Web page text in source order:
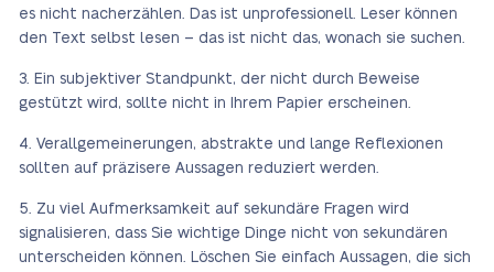
es nicht nacherzählen. Das ist unprofessionell. Leser können
den Text selbst lesen – das ist nicht das, wonach sie suchen.
Ein subjektiver Standpunkt, der nicht durch Beweise
gestützt wird, sollte nicht in Ihrem Papier erscheinen.
Verallgemeinerungen, abstrakte und lange Reflexionen
sollten auf präzisere Aussagen reduziert werden.
Zu viel Aufmerksamkeit auf sekundäre Fragen wird
signalisieren, dass Sie wichtige Dinge nicht von sekundären
unterscheiden können. Löschen Sie einfach Aussagen, die sich